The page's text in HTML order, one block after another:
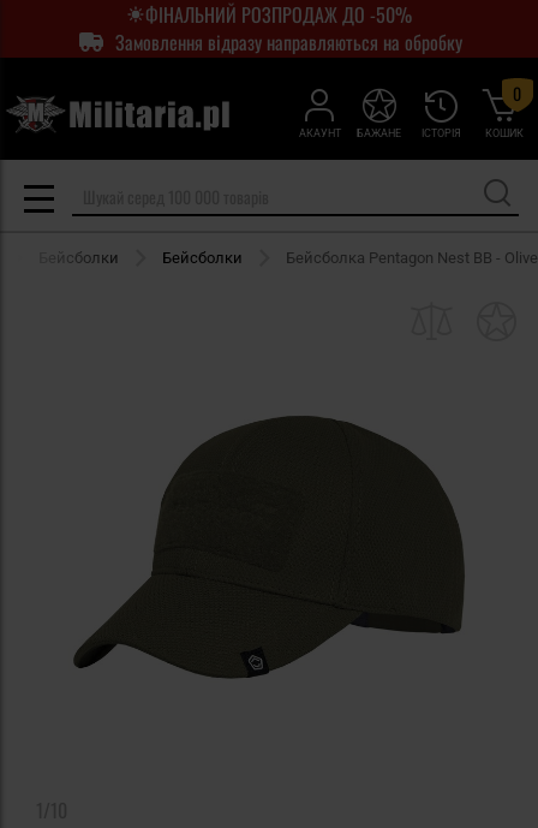
ФІНАЛЬНИЙ РОЗПРОДАЖ ДО -50%
Замовлення відразу направляються на обробку
АКАУНТ ІСТОРІЯ
БАЖАНЕ КОШИК
0
Бейсболки Бейсболки Бейсболка Pentagon Nest BB - Olive